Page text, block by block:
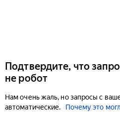
Подтвердите, что
не робот
Нам очень жаль, но запросы с
автоматические.
Почему это